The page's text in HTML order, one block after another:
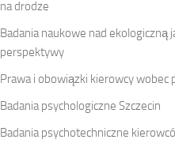
na drodze
Badania naukowe nad ekologiczną
perspektywy
Prawa i obowiązki kierowcy wobec
Badania psychologiczne Szczecin
Badania psychotechniczne